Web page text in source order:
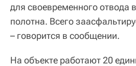
для своевременного отвода
полотна. Всего
– говорится в сообщении.
На объекте работают 20